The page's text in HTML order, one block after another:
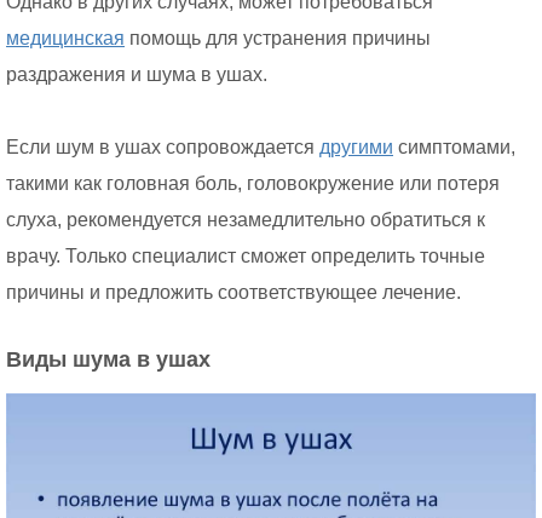
медицинская помощь для устранения причины
раздражения и шума в ушах.
Если шум в ушах сопровождается другими симптомами,
такими как головная боль, головокружение или потеря
слуха, рекомендуется незамедлительно обратиться к
врачу. Только специалист сможет определить точные
причины и предложить соответствующее лечение.
Виды шума в ушах